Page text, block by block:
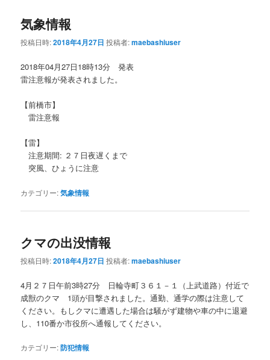
気象情報
投稿日時:2018年4月27日 投稿者:maebashiuser
2018年04月27日18時13分 発表
雷注意報が発表されました。
【前橋市】
雷注意報
【雷】
注意期間: ２７日夜遅くまで
突風、ひょうに注意
カテゴリー:気象情報
クマの出没情報
投稿日時:2018年4月27日 投稿者:maebashiuser
4月２７日午前3時27分 日輪寺町３６１－１（上武道路）付近で
成獣のクマ 1頭が目撃されました。通勤、通学の際は注意して
ください。もしクマに遭遇した場合は騒がず建物や車の中に退避
し、110番か市役所へ通報してください。
カテゴリー:防犯情報